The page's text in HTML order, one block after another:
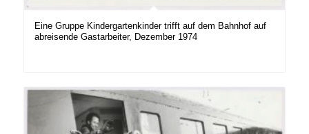
Eine Gruppe Kindergartenkinder trifft auf dem Bahnhof auf
abreisende Gastarbeiter, Dezember 1974